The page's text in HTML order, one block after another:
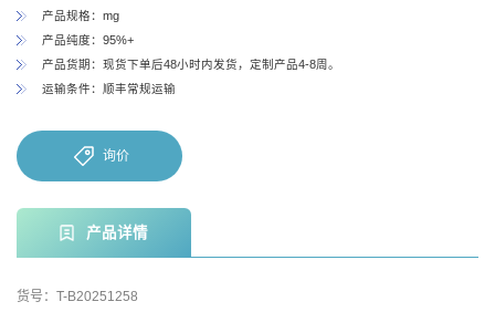
产品规格：mg
产品纯度：95%+
产品货期：现货下单后48小时内发货，定制产品4-8周。
运输条件：顺丰常规运输
询价
产品详情
货号：T-B20251258